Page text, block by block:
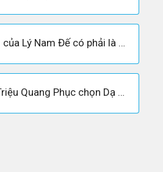
Theo em, thất bại của Lý Nam Đế có phải là sự sụp đổ của nước Vạn xuân không? Tại sao?
Theo em, vì sao Triệu Quang Phục chọn Dạ Trạch làm căn cứ kháng chiến và phát triển lực lượng